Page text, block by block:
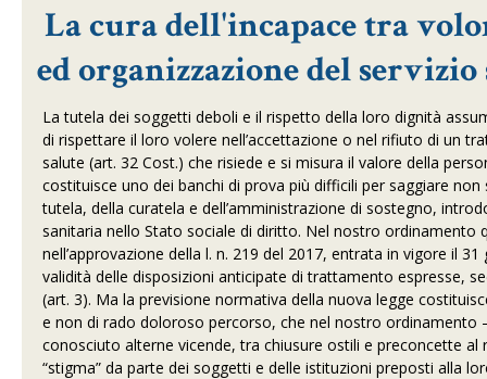
La cura dell'incapace tra
ed organizzazione del
La tutela dei soggetti deboli e il rispetto della loro dignità
di rispettare il loro volere nell’accettazione o nel rifiuto di un
salute (art. 32 Cost.) che risiede e si misura il valore della
costituisce uno dei banchi di prova più difficili per saggiare
tutela, della curatela e dell’amministrazione di sostegno,
sanitaria nello Stato sociale di diritto. Nel nostro
nell’approvazione della l. n. 219 del 2017, entrata in vigore il
validità delle disposizioni anticipate di trattamento espresse,
(art. 3). Ma la previsione normativa della nuova legge
e non di rado doloroso percorso, che nel nostro
conosciuto alterne vicende, tra chiusure ostili e preconcette
“stigma” da parte dei soggetti e delle istituzioni preposti alla